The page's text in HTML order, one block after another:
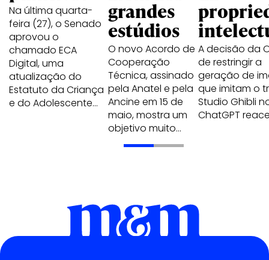
Na última quarta-
feira (27), o Senado
aprovou o
chamado ECA
Digital, uma
atualização do
Estatuto da Criança
e do Adolescente…
grandes
estúdios
O novo Acordo de
Cooperação
Técnica, assinado
pela Anatel e pela
Ancine em 15 de
maio, mostra um
objetivo muito…
A decisão da
de restringir a
geração de
que imitam o
Studio Ghibli
ChatGPT